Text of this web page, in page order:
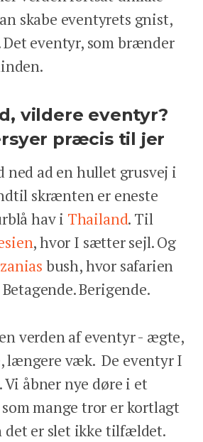
skabe eventyrets gnist,
Det eventyr, som brænder
vildere eventyr?
præcis til jer
ned ad en hullet grusvej i
skrænten er eneste
hav i Thailand. Til
, hvor I sætter sejl. Og
bush, hvor safarien
Berigende.
verden af eventyr - ægte,
længere væk. De eventyr I
Vi åbner nye døre i et
mange tror er kortlagt
det er slet ikke tilfældet.
man-fre 9-17
Travel Aps
Maries Allé 17, 1. tv
CVR: 39166372
2868
HJEM
DESTINATIONER
INSPIRATION
ANSVARLIGHED
ENGLISH
KONTAKT
BETINGELSER
PRIVATLIVSPOLITIK